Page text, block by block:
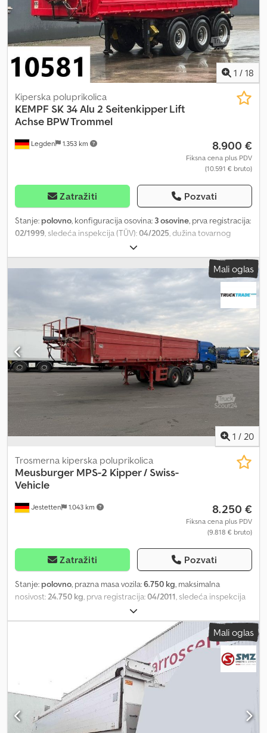
1 / 18
Legden 1.353 km
Kiperska poluprikolica
KEMPF SK 34 Alu 2 Seitenkipper Lift
Achse BPW Trommel
8.900 €
Fiksna cena plus PDV
(10.591 € bruto)
Zatražiti Pozvati
Stanje: polovno, konfiguracija osovina: 3 osovine, prva registracija:
02/1999, sledeća inspekcija (TÜV):04/2025, dužina tovarnog
, širina utovarnog prostora:
tovarnog prostora:1.750 mm, Kempf Kip prikolica Dodpfsvv Dkaex
Amxowa - Tip: SK34/3 - Dvostrani kiper - Aluminijumske stranice -
Bubanj kočnice - LED zadnja svetla - Tehnički pregled (SP)
potreban do: 10.2024 Zadržavamo pravo na greške i
međuvremensku prodaju. Interni broj vozila: 10581 WhatsApp
podrška dostupna! Za pitanja o vozilu ili dodatne informacije pišite
nam preko WhatsAppa.
Mali oglas
1 / 20
Jestetten 1.043 km
Trosmerna kiperska poluprikolica
Meusburger MPS-2 Kipper / Swiss-
Vehicle
8.250 €
Fiksna cena plus PDV
(9.818 € bruto)
Zatražiti Pozvati
Stanje: polovno, prazna masa vozila:6.750 kg, maksimalna
nosivost:24.750 kg, prva registracija:04/2011, sledeća inspekcija
25.500 mm
dimenzija gume:425 / 65 R 22.5 / 6mm, dimenzija prednje gume:
31.500 kg Mali oglas